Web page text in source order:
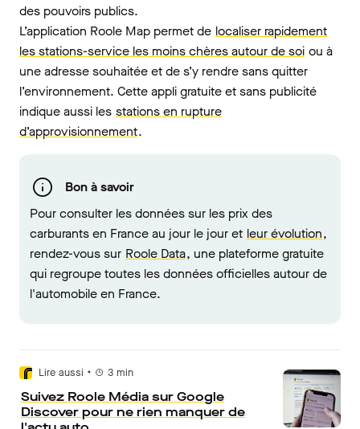
des pouvoirs publics.
L’application Roole Map permet de localiser rapidement
les stations-service les moins chères autour de soi ou à
une adresse souhaitée et de s’y rendre sans quitter
l’environnement. Cette appli gratuite et sans publicité
indique aussi les stations en rupture
d’approvisionnement.
Bon à savoir
Pour consulter les données sur les prix des
carburants en France au jour le jour et leur évolution,
rendez-vous sur Roole Data, une plateforme gratuite
qui regroupe toutes les données officielles autour de
l'automobile en France.
Lire aussi • 3 min
Suivez Roole Média sur Google
Discover pour ne rien manquer de